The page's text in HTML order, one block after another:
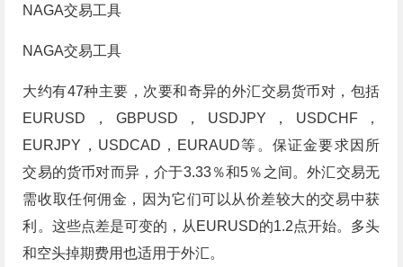
NAGA交易工具
NAGA交易工具
大约有47种主要，次要和奇异的外汇交易货币对，包括
EURUSD，GBPUSD，USDJPY，USDCHF，
EURJPY，USDCAD，EURAUD等。保证金要求因所
交易的货币对而异，介于3.33％和5％之间。外汇交易无
需收取任何佣金，因为它们可以从价差较大的交易中获
利。这些点差是可变的，从EURUSD的1.2点开始。多头
和空头掉期费用也适用于外汇。